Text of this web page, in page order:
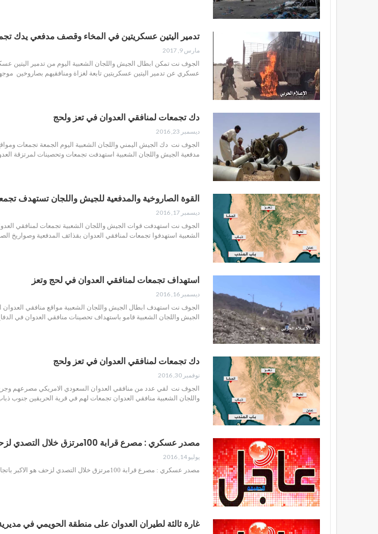
تدمير اليتين عسكريتين في المخاء وقصف مدفعي يدك
مارس 9, 2017
الجوف نت تمكن ابطال الجيش واللجان الشعبية اليوم من تدمير اليتين
عسكري عن تدمير اليتين عسكريتين تابعة لغزاة ومنافقيهم بصاروخين
دك تجمعات لمنافقي العدوان في تعز ولحج
ديسمبر 23, 2016
الجوف نت دك الجيش اليمني واللجان الشعبية اليوم الجمعة تجمعات
مدفعية الجيش واللجان الشعبية استهدفت تجمعات وتحصينات لمرتزقة
القوة الصاروخية والمدفعية للجيش واللجان تستهدف
ديسمبر 17, 2016
الجوف نت استهدفت قوات الجيش واللجان الشعبية تجمعات لمنافقي
الشعبية استهدفوا تجمعات لمنافقي العدوان بقذائف المدفعية وصواريخ الصرخة 3 في منطقة
استهداف تجمعات لمنافقي العدوان في لحج وتعز
ديسمبر 16, 2016
الجوف نت استهدف ابطال الجيش واللجان الشعبية مواقع منافقي
الجيش واللجان الشعبية قامو باستهداف تحصينات منافقي العدوان في
دك تجمعات لمنافقي العدوان في تعز ولحج
نوفمبر 30, 2016
الجوف نت لقي عدد من منافقي العدوان السعودي الامريكي مصرعهم
واللجان الشعبية منافقي العدوان تجمعات لهم في قرية الحريقين جنوب
مصدر عسكري : مصرع قرابة 100مرتزق خلال التصدي لزحف هو الاكبر باتجاة منطقة كهبوب جنوب محافظة تعز
يوليو 14, 2016
مصدر عسكري : مصرع قرابة 100مرتزق خلال التصدي لزحف هو الاكبر باتجاة منطقة كهبوب جنوب محافظة تعز
غارة ثالثة لطيران العدوان على منطقة الحويمي في